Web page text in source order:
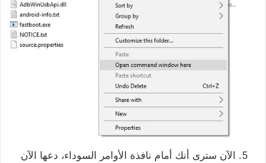
الآن سترى أنك أمام نافذة الأوامر السوداء، دعها الآن